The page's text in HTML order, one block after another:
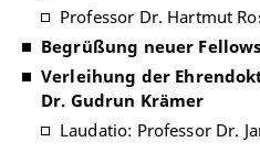
Professor Dr. Hartmut
Begrüßung neuer
Verleihung der
Dr. Gudrun Krämer
Laudatio: Professor Dr.